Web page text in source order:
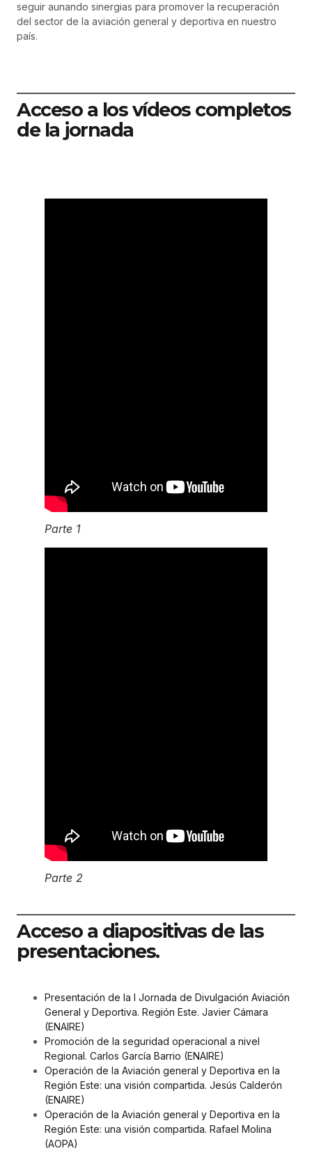
seguir aunando sinergias para promover la recuperación
del sector de la aviación general y deportiva en nuestro
país.
Acceso a los vídeos completos
de la jornada
Parte 1
Parte 2
Acceso a diapositivas de las
presentaciones.
Presentación de la I Jornada de Divulgación Aviación
General y Deportiva. Región Este. Javier Cámara
(ENAIRE)
Promoción de la seguridad operacional a nivel
Regional. Carlos García Barrio (ENAIRE)
Operación de la Aviación general y Deportiva en la
Región Este: una visión compartida. Jesús Calderón
(ENAIRE)
Operación de la Aviación general y Deportiva en la
Región Este: una visión compartida. Rafael Molina
(AOPA)